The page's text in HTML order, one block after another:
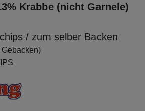
Krabbe (nicht Garnele)
/ zum selber Backen